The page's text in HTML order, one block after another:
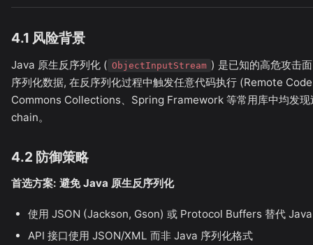
4.1 风险背景
Java 原生反序列化 ( ObjectInputStream ) 是已知的高危攻击
序列化数据, 在反序列化过程中触发任意代码执行 (Remote
Commons Collections、Spring Framework 等常用库中均发
chain。
4.2 防御策略
首选方案: 避免 Java 原生反序列化
使用 JSON (Jackson, Gson) 或 Protocol Buffers 替代
API 接口使用 JSON/XML 而非 Java 序列化格式